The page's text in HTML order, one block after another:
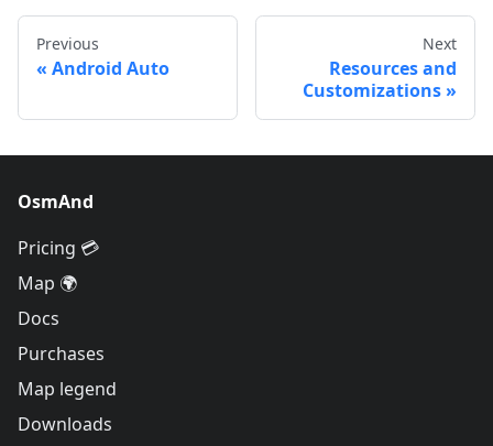
Previous
Android Auto
Next
Resources and
Customizations
OsmAnd
Pricing 💳
Map 🌍
Docs
Purchases
Map legend
Downloads